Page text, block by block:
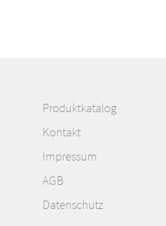
Produktkatalog
Kontakt
Impressum
AGB
Datenschutz